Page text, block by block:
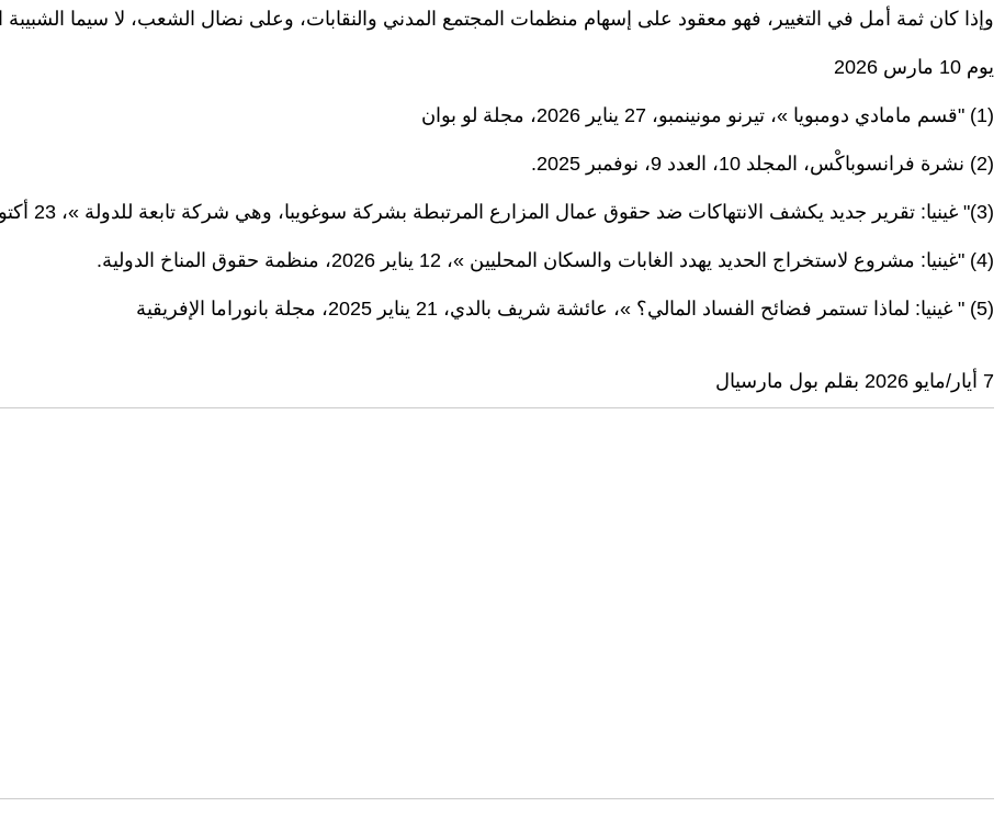
وإذا كان ثمة أمل في التغيير، فهو معقود على إسهام منظمات المجتمع المدني والنقابات، وعلى نضال الشعب، لا سيما
يوم 10 مارس 2026
(1) "قسم مامادي دومبويا »، تيرنو مونينمبو، 27 يناير 2026، مجلة لو بوان
(2) نشرة فرانسوباكْس، المجلد 10، العدد 9، نوفمبر 2025.
(3)" غينيا: تقرير جديد يكشف الانتهاكات ضد حقوق عمال المزارع المرتبطة بشركة سوغويبا، وهي شركة تابعة للدولة »، 23 أكتوبر 2025، منظمة العفو الدولية
(4) "غينيا: مشروع لاستخراج الحديد يهدد الغابات والسكان المحليين »، 12 يناير 2026، منظمة حقوق المناخ الدولية.
(5) " غينيا: لماذا تستمر فضائح الفساد المالي؟ »، عائشة شريف بالدي، 21 يناير 2025، مجلة بانوراما الإفريقية
7 أيار/مايو 2026 بقلم بول مارسيال